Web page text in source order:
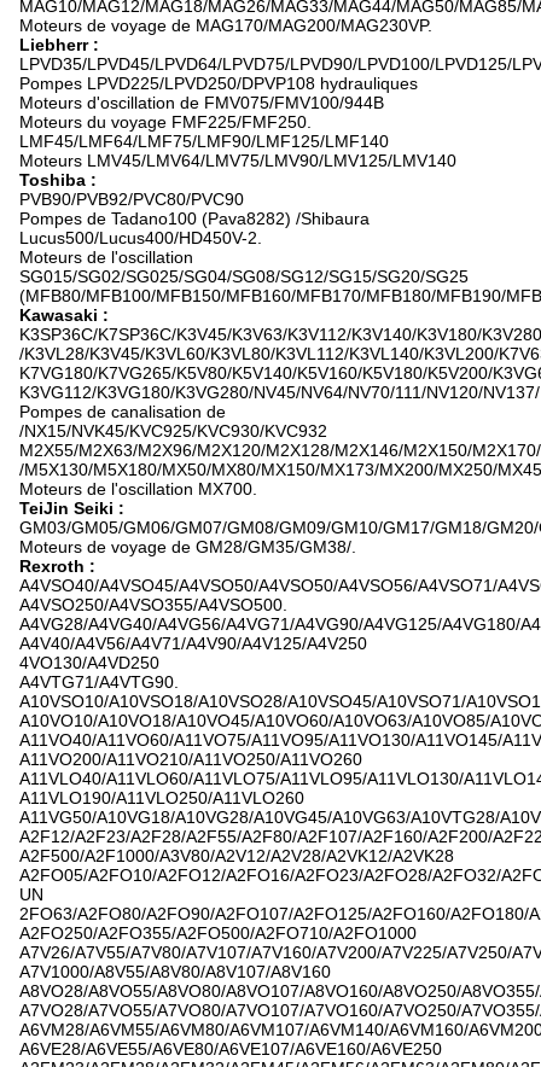
MAG10/MAG12/MAG18/MAG26/MAG33/MAG44/MAG50/MAG85/
Moteurs de voyage de MAG170/MAG200/MAG230VP.
Liebherr :
LPVD35/LPVD45/LPVD64/LPVD75/LPVD90/LPVD100/LPVD125/
Pompes LPVD225/LPVD250/DPVP108 hydrauliques
Moteurs d'oscillation de FMV075/FMV100/944B
Moteurs du voyage FMF225/FMF250.
LMF45/LMF64/LMF75/LMF90/LMF125/LMF140
Moteurs LMV45/LMV64/LMV75/LMV90/LMV125/LMV140
Toshiba :
PVB90/PVB92/PVC80/PVC90
Pompes de Tadano100 (Pava8282) /Shibaura
Lucus500/Lucus400/HD450V-2.
Moteurs de l'oscillation
SG015/SG02/SG025/SG04/SG08/SG12/SG15/SG20/SG25
(MFB80/MFB100/MFB150/MFB160/MFB170/MFB180/MFB190/
Kawasaki :
K3SP36C/K7SP36C/K3V45/K3V63/K3V112/K3V140/K3V180/K3V280
/K3VL28/K3V45/K3VL60/K3VL80/K3VL112/K3VL140/K3VL200/
K7VG180/K7VG265/K5V80/K5V140/K5V160/K5V180/K5V200/
K3VG112/K3VG180/K3VG280/NV45/NV64/NV70/111/NV120/
Pompes de canalisation de
/NX15/NVK45/KVC925/KVC930/KVC932
M2X55/M2X63/M2X96/M2X120/M2X128/M2X146/M2X150/
/M5X130/M5X180/MX50/MX80/MX150/MX173/MX200/MX250/
Moteurs de l'oscillation MX700.
TeiJin Seiki :
GM03/GM05/GM06/GM07/GM08/GM09/GM10/GM17/GM18/
Moteurs de voyage de GM28/GM35/GM38/.
Rexroth :
A4VSO40/A4VSO45/A4VSO50/A4VSO50/A4VSO56/A4VSO71/
A4VSO250/A4VSO355/A4VSO500.
A4VG28/A4VG40/A4VG56/A4VG71/A4VG90/A4VG125/A4VG180/
A4V40/A4V56/A4V71/A4V90/A4V125/A4V250
4VO130/A4VD250
A4VTG71/A4VTG90.
A10VSO10/A10VSO18/A10VSO28/A10VSO45/A10VSO71/
A10VO10/A10VO18/A10VO45/A10VO60/A10VO63/A10VO85/
A11VO40/A11VO60/A11VO75/A11VO95/A11VO130/A11VO145/
A11VO200/A11VO210/A11VO250/A11VO260
A11VLO40/A11VLO60/A11VLO75/A11VLO95/A11VLO130/
A11VLO190/A11VLO250/A11VLO260
A11VG50/A10VG18/A10VG28/A10VG45/A10VG63/A10VTG28/
A2F12/A2F23/A2F28/A2F55/A2F80/A2F107/A2F160/A2F200/
A2F500/A2F1000/A3V80/A2V12/A2V28/A2VK12/A2VK28
A2FO05/A2FO10/A2FO12/A2FO16/A2FO23/A2FO28/A2FO32/
UN
2FO63/A2FO80/A2FO90/A2FO107/A2FO125/A2FO160/A2FO180/
A2FO250/A2FO355/A2FO500/A2FO710/A2FO1000
A7V26/A7V55/A7V80/A7V107/A7V160/A7V200/A7V225/A7V250/
A7V1000/A8V55/A8V80/A8V107/A8V160
A8VO28/A8VO55/A8VO80/A8VO107/A8VO160/A8VO250/
A7VO28/A7VO55/A7VO80/A7VO107/A7VO160/A7VO250/
A6VM28/A6VM55/A6VM80/A6VM107/A6VM140/A6VM160/
A6VE28/A6VE55/A6VE80/A6VE107/A6VE160/A6VE250